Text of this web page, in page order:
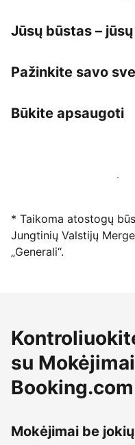
Jūsų būstas –
Pažinkite savo
Būkite apsaugoti
Registruotis mūsų
* Taikoma atostogų
Jungtinių Valstijų
„Generali“.
su
Booking.com
Mokėjimai be